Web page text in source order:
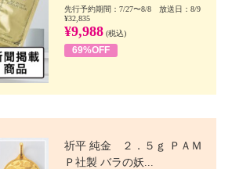
先行予約期間：7/27〜8/8 放送日：8/9
¥32,835
¥9,988 (税込)
69%OFF
祈平 純金 ２．５ｇ ＰＡＭ
Ｐ社製 バラの妖...